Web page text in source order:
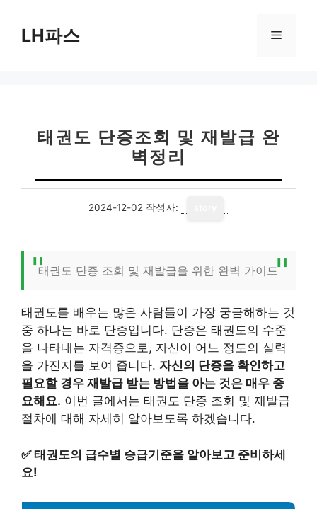
LH파스 메
태권도 단증조회 및 재발급 완
벽정리
2024-12-02 작성자:
태권도 단증 조회 및 재발급을 위한 완벽 가이드
태권도를 배우는 많은 사람들이 가장 궁금해하는 것
중 하나는 바로 단증입니다. 단증은 태권도의 수준
을 나타내는 자격증으로, 자신이 어느 정도의 실력
을 가진지를 보여 줍니다. 자신의 단증을 확인하고
필요할 경우 재발급 받는 방법을 아는 것은 매우 중
요해요. 이번 글에서는 태권도 단증 조회 및 재발급
절차에 대해 자세히 알아보도록 하겠습니다.
✅태권도의 급수별 승급기준을 알아보고 준비하세
요!